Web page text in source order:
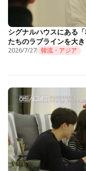
シグナルハウスにある
たちのラブラインを大
2026/7/27 韓流・アジア